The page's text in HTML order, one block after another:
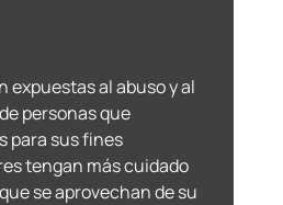
expuestas al abuso y al
personas que
para sus fines
tengan más cuidado
se aprovechan de su